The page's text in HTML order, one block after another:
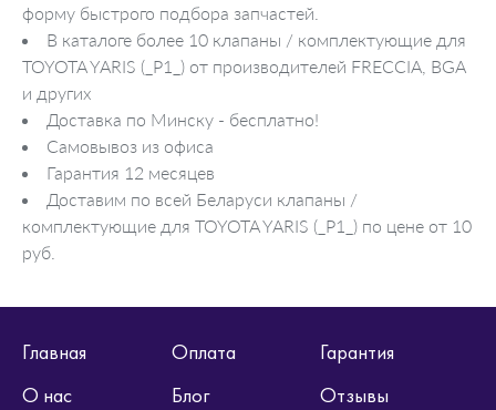
форму быстрого подбора запчастей.
В каталоге более 10 клапаны / комплектующие для
TOYOTA YARIS (_P1_) от производителей FRECCIA, BGA
и других
Доставка по Минску - бесплатно!
Самовывоз из офиса
Гарантия 12 месяцев
Доставим по всей Беларуси клапаны /
комплектующие для TOYOTA YARIS (_P1_) по цене от 10
руб.
Главная Оплата
Гарантия
О нас
Блог Отзывы